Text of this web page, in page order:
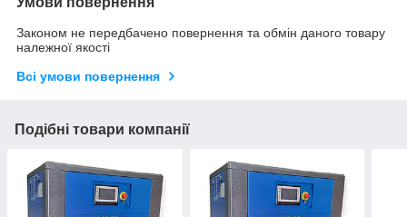
Законом не передбачено повернення та обмін даного товару
належної якості
Всі умови повернення
Подібні товари компанії